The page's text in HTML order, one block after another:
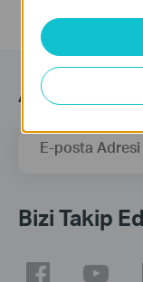
Abonelik
E-posta Adresi
Bizi Takip